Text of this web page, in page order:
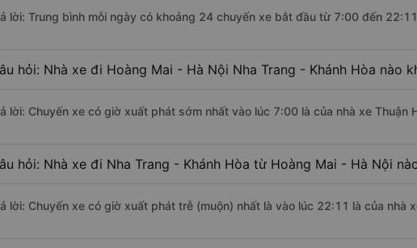
lời: Trung bình mỗi ngày có khoảng 24 chuyến xe bắt đầu từ 7:00 đến
hỏi: Nhà xe đi Hoàng Mai - Hà Nội Nha Trang - Khánh Hòa nào
lời: Chuyến xe có giờ xuất phát sớm nhất vào lúc 7:00 là của nhà xe Thuận
hỏi: Nhà xe đi Nha Trang - Khánh Hòa từ Hoàng Mai - Hà Nội
lời: Chuyến xe có giờ xuất phát trễ (muộn) nhất là vào lúc 22:11 là của nhà